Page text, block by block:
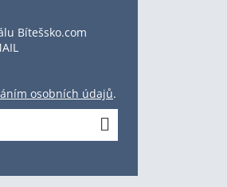
Bítešsko.com
osobních údajů.